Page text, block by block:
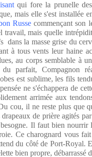
qui fore la prunelle
mais elle s'est installée
Russe commençant son
travail, mais quelle
dans la masse grise du
à tous vents leur haine
au corps semblable à
parfait, Compagnon
est sublime, les fils
ne s'échappera de
arrimée aux
cou, il ne reste plus que
drapeaux de prière agités
Il faut bien nourrir
Ce charognard vous
du côté de Port-Royal.
bien propre, débarrassé